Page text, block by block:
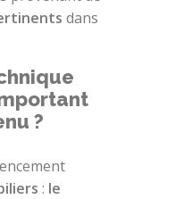
dans
?
: le